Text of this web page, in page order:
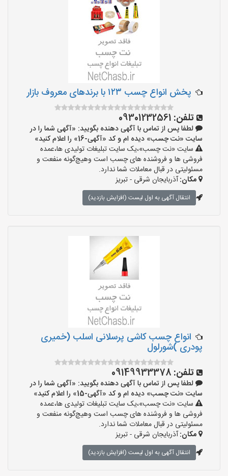
پخش انواع چسب ۱۲۳ با برندهای معروف بازار
تلفن: 09301232561
لطفا پس از تماس با آگهی دهنده بگویید: «آگهی شما را در
سایت «نت چسب» دیده ام و کد «آگهی-16» را اعلام کنید»
سایت «نت چسب»،یک سایت تبلیغات تولیدی ها،عمده
فروشی ها و فروشنده های چسب است وهیچ‌گونه منفعت و
مسئولیتی در قبال معاملات شما ندارد.
مکان:آذربایجان شرقی - تبریز
انتقال آگهی به اول لیست (افزایش بازدید)
انواع چسب کاشی پرسلانی اسلب (خمیری
پودری )شورلول
تلفن: 09149933378
لطفا پس از تماس با آگهی دهنده بگویید: «آگهی شما را در
سایت «نت چسب» دیده ام و کد «آگهی-15» را اعلام کنید»
سایت «نت چسب»،یک سایت تبلیغات تولیدی ها،عمده
فروشی ها و فروشنده های چسب است وهیچ‌گونه منفعت و
مسئولیتی در قبال معاملات شما ندارد.
مکان:آذربایجان شرقی - تبریز
انتقال آگهی به اول لیست (افزایش بازدید)